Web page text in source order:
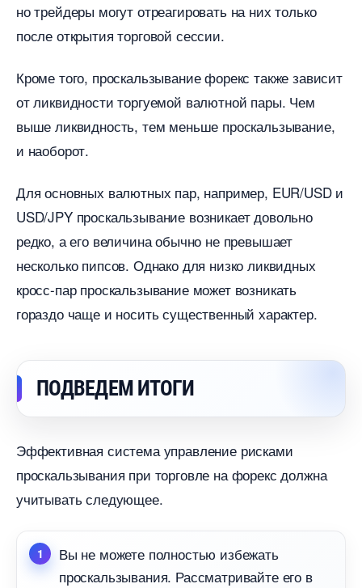
но трейдеры могут отреагировать на них только
после открытия торговой сессии.
Кроме того, проскальзывание форекс также зависит
от ликвидности торгуемой валютной пары. Чем
ыше ликвидность, тем меньше проскальзывание,
и наоборот.
Для основных валютных пар, например, EUR/USD и
USD/JPY проскальзывание возникает довольно
редко, а его величина обычно не превышает
несколько пипсов. Однако для низко ликвидных
кросс-пар проскальзывание может возникать
ораздо чаще и носить существенный характер.
ПОДВЕДЕМ ИТОГИ
Эффективная система управление рисками
проскальзывания при торговле на форекс должна
учитывать следующее.
ы не можете полностью избежать
проскальзывания. Рассматривайте его